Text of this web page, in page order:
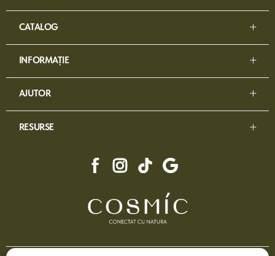
CATALOG
INFORMAȚIE
AJUTOR
RESURSE